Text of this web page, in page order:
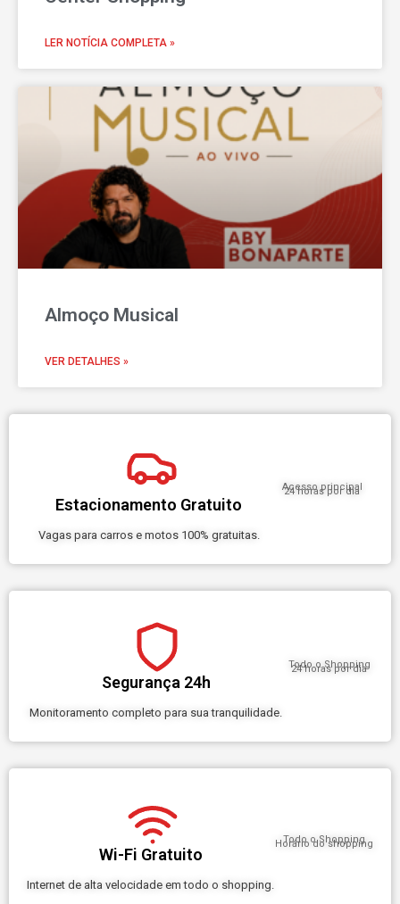
LER NOTÍCIA COMPLETA »
Almoço Musical
VER DETALHES »
Estacionamento Gratuito
Vagas para carros e motos 100% gratuitas.
24 horas por dia
Acesso principal
Segurança 24h
Monitoramento completo para sua tranquilidade.
24 horas por dia
Todo o Shopping
Wi-Fi Gratuito
Internet de alta velocidade em todo o shopping.
Horário do shopping
Todo o Shopping